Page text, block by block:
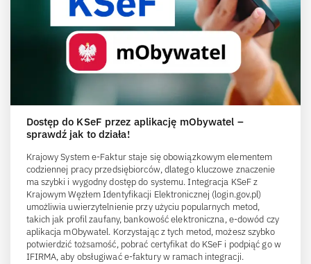
Dostęp do KSeF przez aplikację mObywatel –
sprawdź jak to działa!
Krajowy System e-Faktur staje się obowiązkowym elementem
codziennej pracy przedsiębiorców, dlatego kluczowe znaczenie
ma szybki i wygodny dostęp do systemu. Integracja KSeF z
Krajowym Węzłem Identyfikacji Elektronicznej (login.gov.pl)
umożliwia uwierzytelnienie przy użyciu popularnych metod,
takich jak profil zaufany, bankowość elektroniczna, e-dowód czy
aplikacja mObywatel. Korzystając z tych metod, możesz szybko
potwierdzić tożsamość, pobrać certyfikat do KSeF i podpiąć go w
IFIRMA, aby obsługiwać e-faktury w ramach integracji.